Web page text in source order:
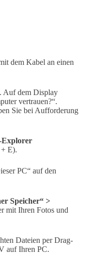
dem Kabel an einen
Auf dem Display
vertrauen?“.
Sie bei Aufforderung
Explorer
E).
PC“ auf den
Speicher“ >
mit Ihren Fotos und
Dateien per Drag-
auf Ihren PC.